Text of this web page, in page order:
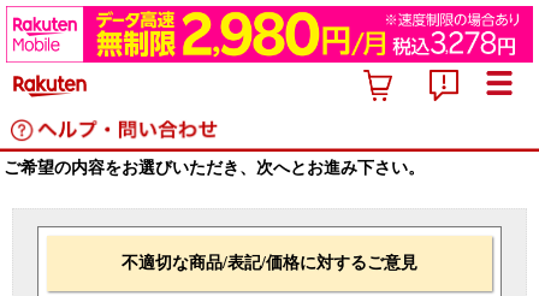
ご希望の内容をお選びいただき、次へとお進み下さい。
不適切な商品/表記/価格に対するご意見